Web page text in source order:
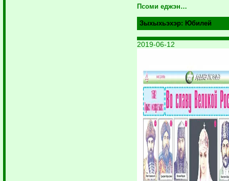
Псоми еджэн…
Зыхыхьэхэр: Юбилей
2019-06-12